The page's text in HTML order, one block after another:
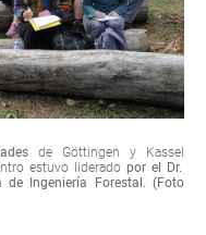
de Göttingen y Kassel
estuvo liderado por el Dr.
de Ingeniería Forestal. (Foto